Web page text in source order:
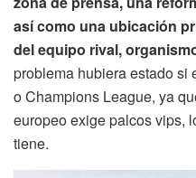
así como una ubicación
del equipo rival,
problema hubiera estado si
o Champions League, ya
europeo exige palcos vips,
tiene.